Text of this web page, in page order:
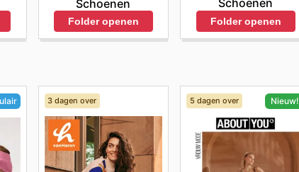
Schoenen
Folder openen
Schoenen
Folder openen
3 dagen over 5 dagen over Nieuw!